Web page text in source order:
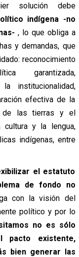
solución debe
indígena -no
, lo que obliga a
y demandas, que
reconocimiento
garantizada,
institucionalidad,
efectiva de la
de las tierras y el
cultura y la lengua,
indígenas, entre
el estatuto
de fondo no
con la visión del
político y por lo
no es sólo
pacto existente,
bien generar las